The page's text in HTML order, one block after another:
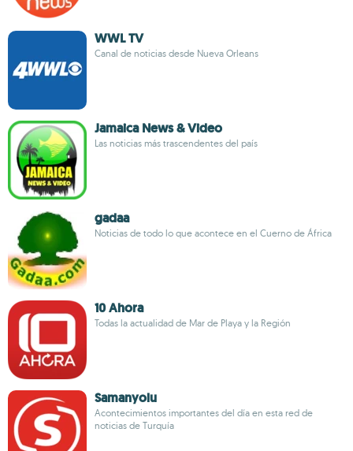
WWL TV
Canal de noticias desde Nueva Orleans
Jamaica News & Video
Las noticias más trascendentes del país
gadaa
Noticias de todo lo que acontece en el Cuerno de África
10 Ahora
Todas la actualidad de Mar de Playa y la Región
Samanyolu
Acontecimientos importantes del día en esta red de
noticias de Turquía